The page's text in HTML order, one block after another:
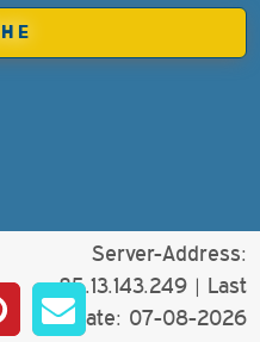
Server-Address:
85.13.143.249 | Last
update: 07-08-2026